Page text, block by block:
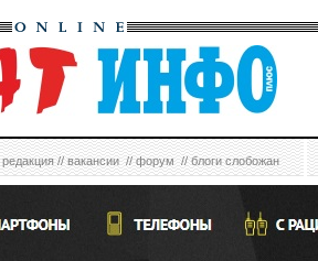
редакция//вакансии//форум//блоги слобожан